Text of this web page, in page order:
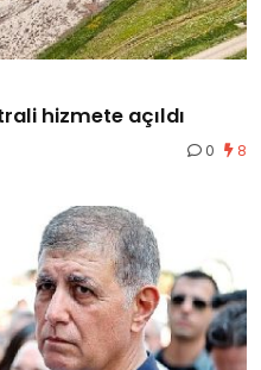
hizmete açıldı
0 8